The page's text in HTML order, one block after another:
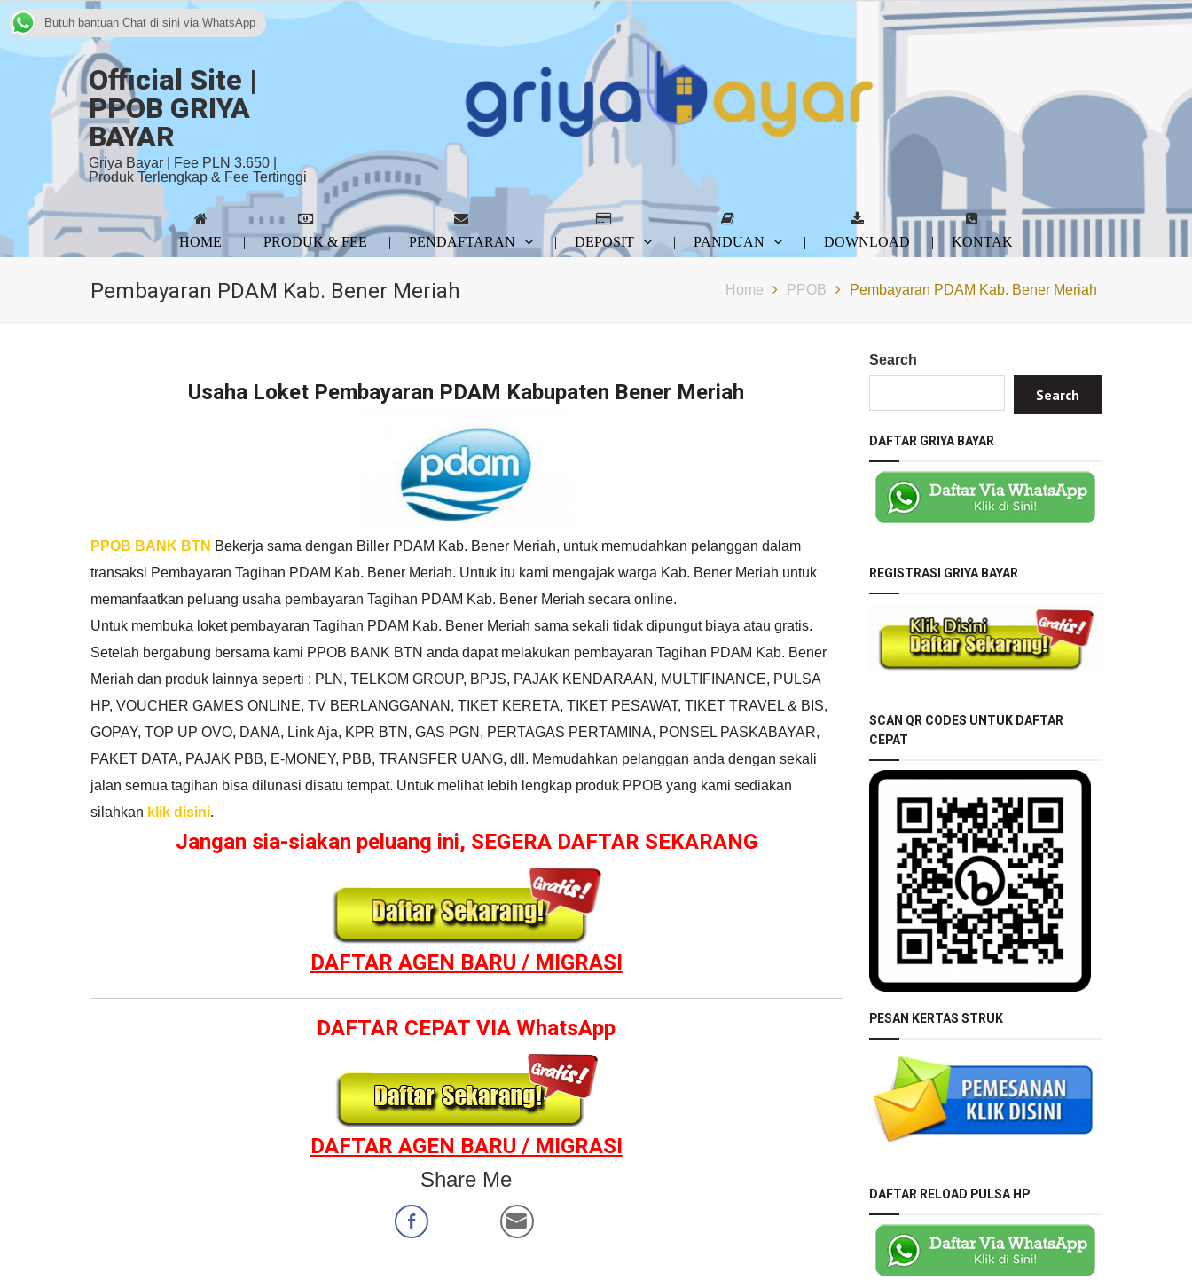
Official Site |
PPOB GRIYA
BAYAR
Griya Bayar | Fee PLN 3.650 |
Produk Terlengkap & Fee Tertinggi
HOME PRODUK & FEE PENDAFTARAN DEPOSIT PANDUAN DOWNLOAD KONTAK
Pembayaran PDAM Kab. Bener Meriah Home PPOB Pembayaran PDAM Kab. Bener Meriah
Usaha Loket Pembayaran PDAM Kabupaten Bener Meriah
PPOB BANK BTN Bekerja sama dengan Biller PDAM Kab. Bener Meriah, untuk memudahkan pelanggan dalam
transaksi Pembayaran Tagihan PDAM Kab. Bener Meriah. Untuk itu kami mengajak warga Kab. Bener Meriah untuk
memanfaatkan peluang usaha pembayaran Tagihan PDAM Kab. Bener Meriah secara online.
Untuk membuka loket pembayaran Tagihan PDAM Kab. Bener Meriah sama sekali tidak dipungut biaya atau gratis.
Setelah bergabung bersama kami PPOB BANK BTN anda dapat melakukan pembayaran Tagihan PDAM Kab. Bener
Meriah dan produk lainnya seperti : PLN, TELKOM GROUP, BPJS, PAJAK KENDARAAN, MULTIFINANCE, PULSA
HP, VOUCHER GAMES ONLINE, TV BERLANGGANAN, TIKET KERETA, TIKET PESAWAT, TIKET TRAVEL & BIS,
GOPAY, TOP UP OVO, DANA, Link Aja, KPR BTN, GAS PGN, PERTAGAS PERTAMINA, PONSEL PASKABAYAR,
PAKET DATA, PAJAK PBB, E-MONEY, PBB, TRANSFER UANG, dll. Memudahkan pelanggan anda dengan sekali
jalan semua tagihan bisa dilunasi disatu tempat. Untuk melihat lebih lengkap produk PPOB yang kami sediakan
silahkan klik disini.
Jangan sia-siakan peluang ini, SEGERA DAFTAR SEKARANG
DAFTAR AGEN BARU / MIGRASI
DAFTAR CEPAT VIA WhatsApp
DAFTAR AGEN BARU / MIGRASI
Share Me
Search
Search
DAFTAR GRIYA BAYAR
REGISTRASI GRIYA BAYAR
SCAN QR CODES UNTUK DAFTAR
CEPAT
PESAN KERTAS STRUK
DAFTAR RELOAD PULSA HP
Butuh bantuan Chat di sini via WhatsApp